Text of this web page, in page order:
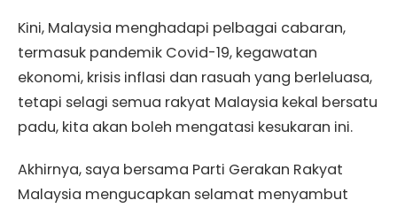
Kini, Malaysia menghadapi pelbagai cabaran,
termasuk pandemik Covid-19, kegawatan
ekonomi, krisis inflasi dan rasuah yang berleluasa,
tetapi selagi semua rakyat Malaysia kekal bersatu
padu, kita akan boleh mengatasi kesukaran ini.
Akhirnya, saya bersama Parti Gerakan Rakyat
Malaysia mengucapkan selamat menyambut